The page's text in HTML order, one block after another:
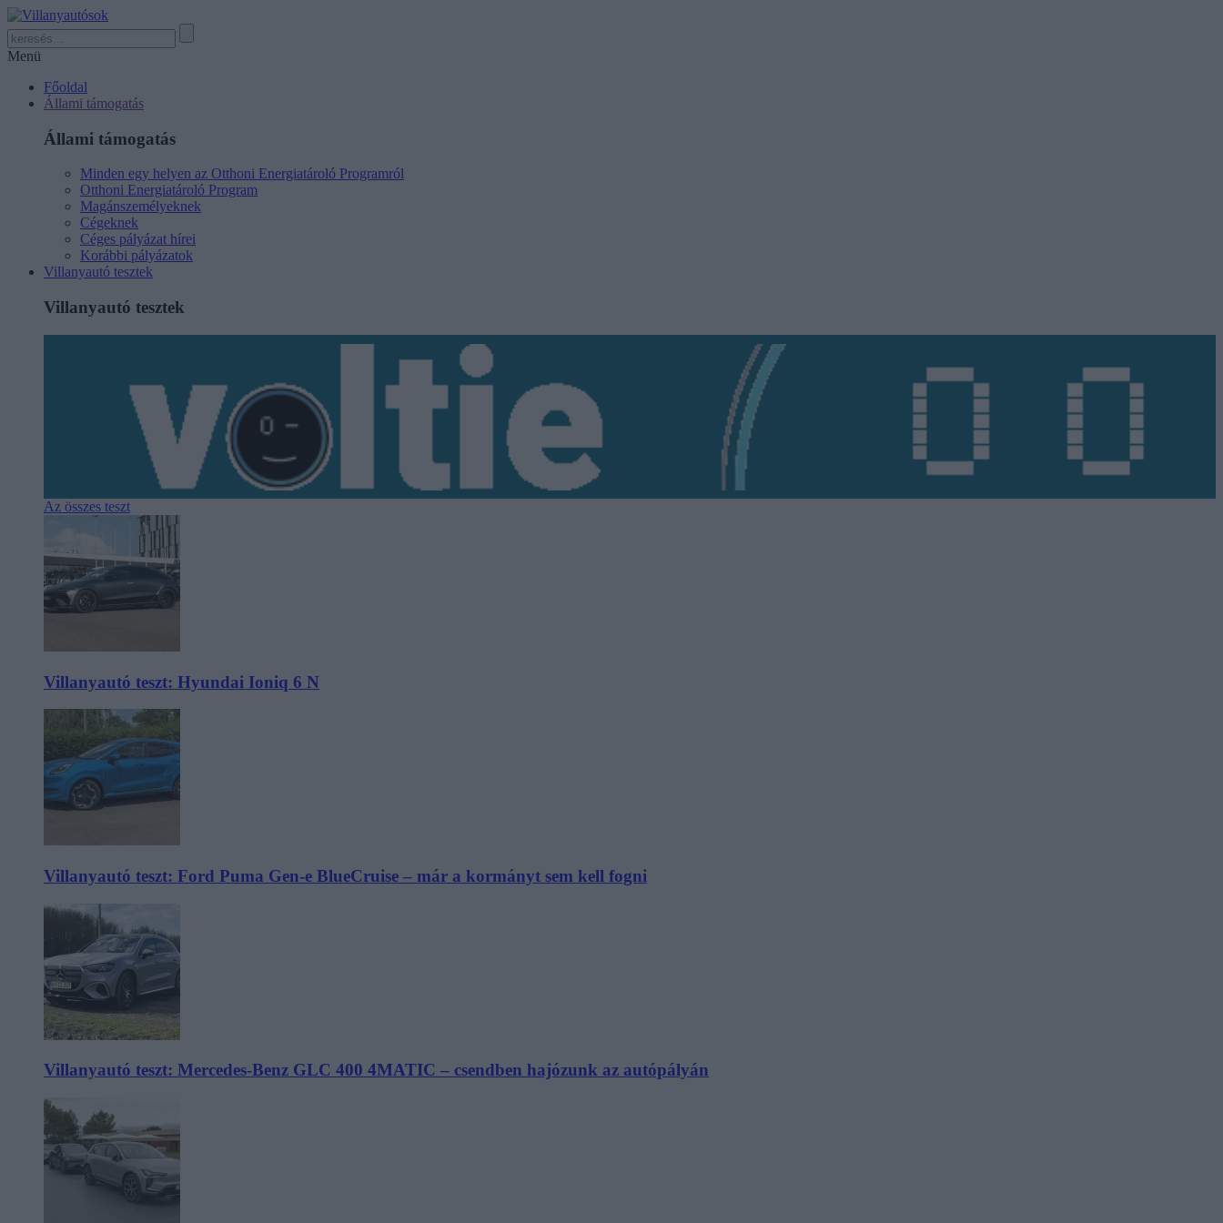
Menü
Főoldal
Állami támogatás
Állami támogatás
Minden egy helyen az Otthoni Energiatároló Programról
Otthoni Energiatároló Program
Magánszemélyeknek
Cégeknek
Céges pályázat hírei
Korábbi pályázatok
Villanyautó tesztek
Villanyautó tesztek
Az összes teszt
Villanyautó teszt: Hyundai Ioniq 6 N
Villanyautó teszt: Ford Puma Gen-e BlueCruise – már a kormányt sem kell fogni
Villanyautó teszt: Mercedes-Benz GLC 400 4MATIC – csendben hajózunk az autópályán